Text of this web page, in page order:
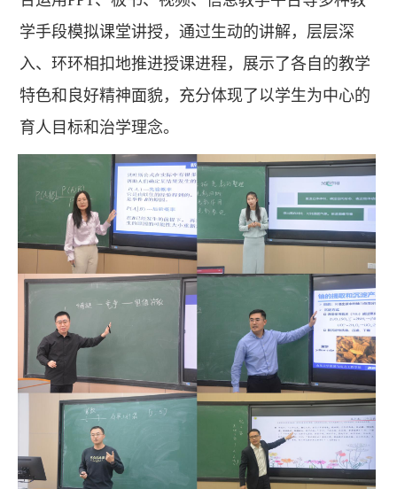
学手段模拟课堂讲授，通过生动的讲解，层层深
入、环环相扣地推进授课进程，展示了各自的教学
特色和良好精神面貌，充分体现了以学生为中心的
育人目标和治学理念。